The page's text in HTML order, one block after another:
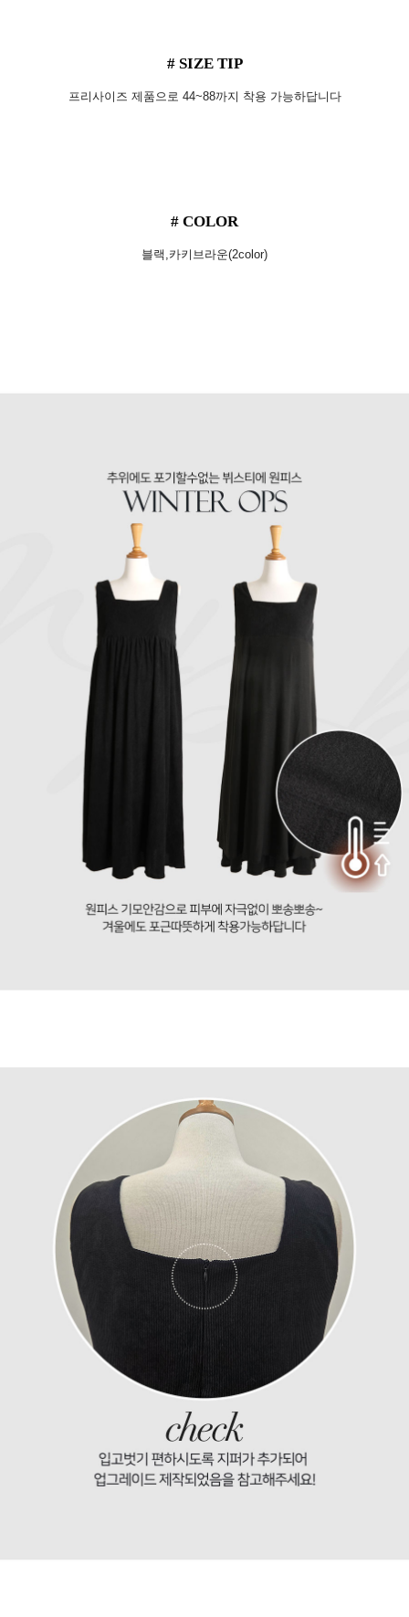
# SIZE TIP
프리사이즈 제품으로 44~88까지 착용 가능하답니다
# COLOR
블랙,카키브라운(2color)